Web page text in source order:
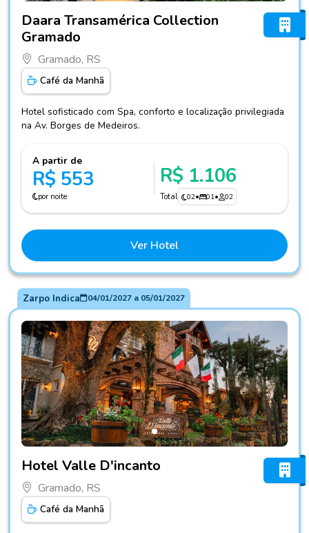
Fotos do hotel Daara Transamérica Collection Gramado
Daara Transamérica Collection
Gramado
Gramado, RS
Café da Manhã
Hotel sofisticado com Spa, conforto e localização privilegiada
na Av. Borges de Medeiros.
A partir de
R$ 553
por noite
R$ 1.106
Total 02• 01• 02
Ver Hotel
Zarpo Indica 04/01/2027a 05/01/2027
Hotel Valle D'incanto
Gramado, RS
Café da Manhã